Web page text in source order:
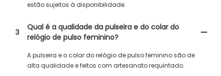
estão sujeitos à disponibilidade.
3
Qual é a qualidade da pulseira e do colar do
relógio de pulso feminino?
A pulseira e o colar do relógio de pulso feminino são de
alta qualidade e feitos com artesanato requintado.